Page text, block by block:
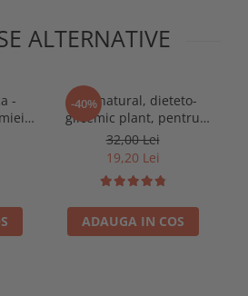
ALTERNATIVE
-
-40%
Ceai natural, dieteto-
glicemic plant, pentru
diabet, afectiuni ale
pancreasului, 100g
32,00 Lei
19,20 Lei
ADAUGA IN COS